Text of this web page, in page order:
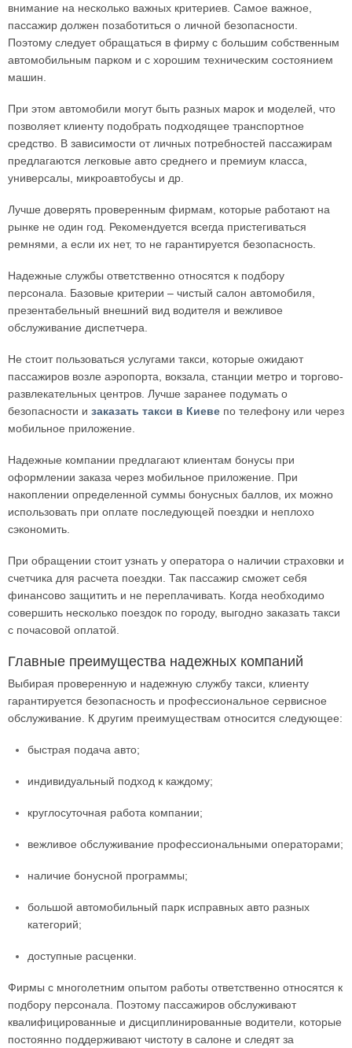
внимание на несколько важных критериев. Самое важное,
пассажир должен позаботиться о личной безопасности.
Поэтому следует обращаться в фирму с большим собственным
автомобильным парком и с хорошим техническим состоянием
машин.
При этом автомобили могут быть разных марок и моделей, что
позволяет клиенту подобрать подходящее транспортное
средство. В зависимости от личных потребностей пассажирам
предлагаются легковые авто среднего и премиум класса,
универсалы, микроавтобусы и др.
Лучше доверять проверенным фирмам, которые работают на
рынке не один год. Рекомендуется всегда пристегиваться
ремнями, а если их нет, то не гарантируется безопасность.
Надежные службы ответственно относятся к подбору
персонала. Базовые критерии – чистый салон автомобиля,
презентабельный внешний вид водителя и вежливое
обслуживание диспетчера.
Не стоит пользоваться услугами такси, которые ожидают
пассажиров возле аэропорта, вокзала, станции метро и торгово-
развлекательных центров. Лучше заранее подумать о
безопасности и заказать такси в Киеве по телефону или через
мобильное приложение.
Надежные компании предлагают клиентам бонусы при
оформлении заказа через мобильное приложение. При
накоплении определенной суммы бонусных баллов, их можно
использовать при оплате последующей поездки и неплохо
сэкономить.
При обращении стоит узнать у оператора о наличии страховки и
счетчика для расчета поездки. Так пассажир сможет себя
финансово защитить и не переплачивать. Когда необходимо
совершить несколько поездок по городу, выгодно заказать такси
с почасовой оплатой.
Главные преимущества надежных компаний
Выбирая проверенную и надежную службу такси, клиенту
гарантируется безопасность и профессиональное сервисное
обслуживание. К другим преимуществам относится следующее:
быстрая подача авто;
индивидуальный подход к каждому;
круглосуточная работа компании;
вежливое обслуживание профессиональными операторами;
наличие бонусной программы;
большой автомобильный парк исправных авто разных
категорий;
доступные расценки.
Фирмы с многолетним опытом работы ответственно относятся к
подбору персонала. Поэтому пассажиров обслуживают
квалифицированные и дисциплинированные водители, которые
постоянно поддерживают чистоту в салоне и следят за